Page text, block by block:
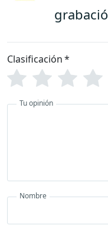
Clasificación*
Tu opinión
Nombre